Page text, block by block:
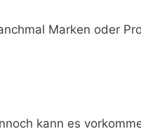
Marken oder
kann es